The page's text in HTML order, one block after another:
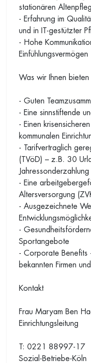
stationären
- Erfahrung im
und in IT-gestützter
- Hohe
Einfühlungsvermögen
Was wir Ihnen bieten
- Guten
- Eine sinnstiftende
- Einen
kommunalen
- Tarifvertraglich
(TVöD) – z.B. 30
Jahressonderzahlung
- Eine
Altersversorgung
- Ausgezeichnete
-
Sportangebote
- Corporate Benefits
bekannten Firmen
Kontakt
Frau Maryam Ben
Einrichtungsleitung
T: 0221 88997-17
Sozial-Betriebe-Köln